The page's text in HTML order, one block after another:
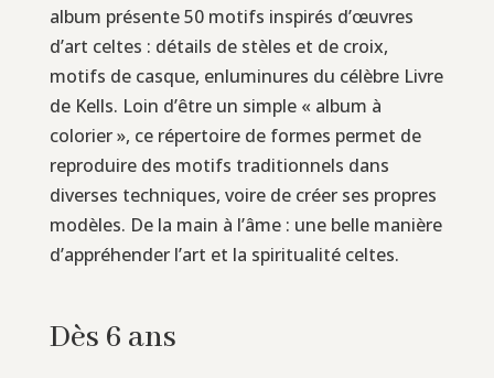
album présente 50 motifs inspirés d’œuvres
d’art celtes : détails de stèles et de croix,
motifs de casque, enluminures du célèbre Livre
de Kells. Loin d’être un simple « album à
colorier », ce répertoire de formes permet de
reproduire des motifs traditionnels dans
diverses techniques, voire de créer ses propres
modèles. De la main à l’âme : une belle manière
d’appréhender l’art et la spiritualité celtes.
Dès 6 ans